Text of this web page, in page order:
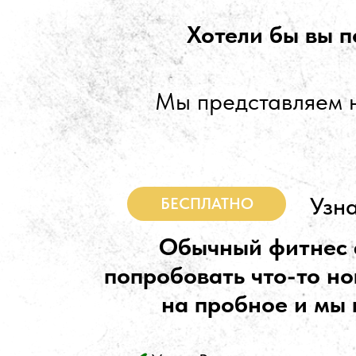
Хотели бы вы
Мы представляем
БЕСПЛАТНО
Обычный фитнес
попробовать что-то
на пробное и